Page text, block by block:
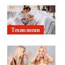
Технологии